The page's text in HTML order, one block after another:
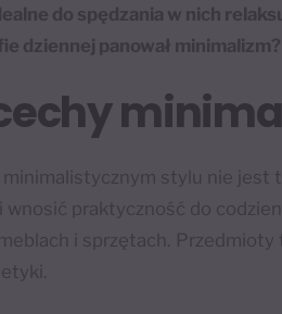
do spędzania w nich
dziennej panował
minimalistycznym stylu nie jest
wnosić praktyczność do
i sprzętach. Przedmioty